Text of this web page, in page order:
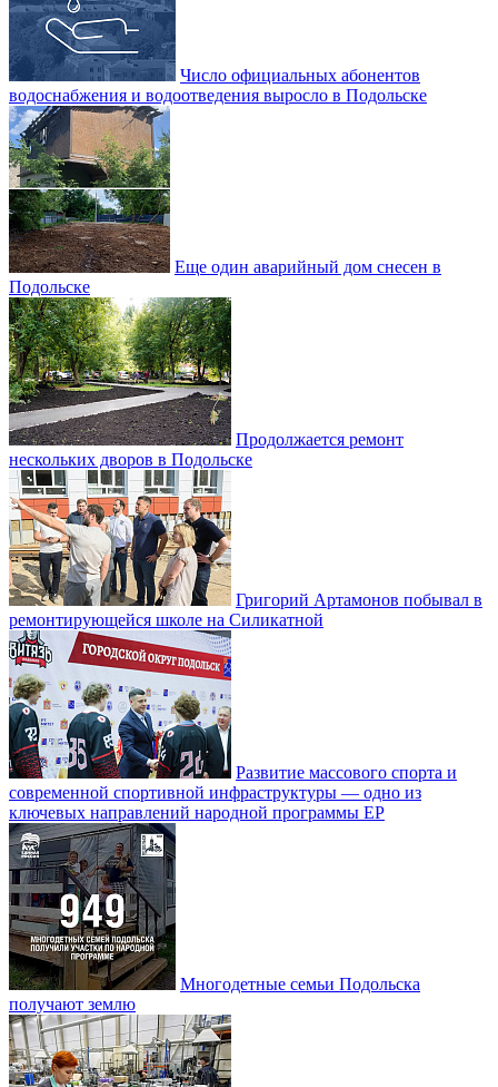
Число официальных абонентов
водоснабжения и водоотведения выросло в Подольске
Еще один аварийный дом снесен в
Подольске
Продолжается ремонт
нескольких дворов в Подольске
Григорий Артамонов побывал в
ремонтирующейся школе на Силикатной
Развитие массового спорта и
современной спортивной инфраструктуры — одно из
ключевых направлений народной программы ЕР
Многодетные семьи Подольска
получают землю